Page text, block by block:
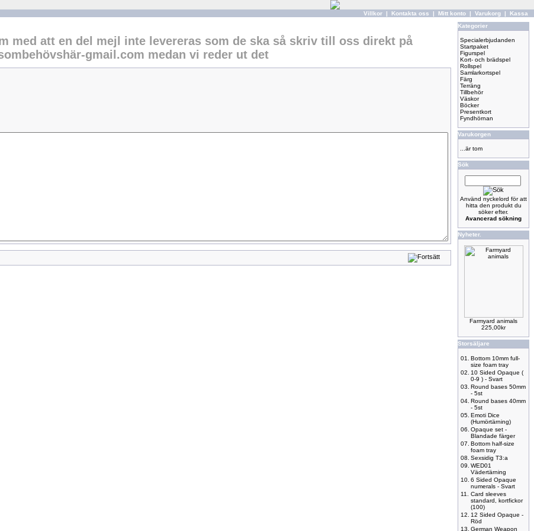
Villkor | Kontakta oss | Mitt konto | Varukorg | Kassa
med att en del mejl inte levereras som de ska så skriv till oss direkt på
gmail.com medan vi reder ut det
Kategorier
Specialerbjudanden
Startpaket
Figurspel
Kort- och brädspel
Rollspel
Samlarkortspel
Färg
Terräng
Tillbehör
Väskor
Böcker
Presentkort
Fyndhörnan
Varukorgen
...är tom
Sök
Använd nyckelord för att
hitta den produkt du
söker efter.
Avancerad sökning
Nyheter.
Farmyard animals
225,00kr
Storsäljare
01.
Bottom 10mm full-
size foam tray
02.
10 Sided Opaque (
0-9 ) - Svart
03. Round bases 50mm
- 5st
04. Round bases 40mm
- 5st
05. Emoti Dice
(Humörtärning)
06. Opaque set -
Blandade färger
07. Bottom half-size
foam tray
08. Sexsidig T3:a
09. WED01
Vädertärning
10. 6 Sided Opaque
numerals - Svart
11.
Card sleeves
standard, kortfickor
(100)
12.
12 Sided Opaque -
Röd
13. German Weapon